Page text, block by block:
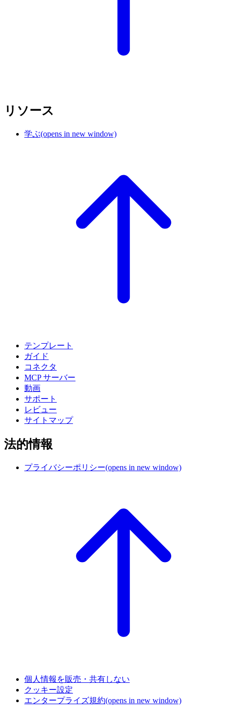
リソース
学ぶ(opens in new window)
テンプレート
ガイド
コネクタ
MCP サーバー
動画
サポート
レビュー
サイトマップ
法的情報
プライバシーポリシー(opens in new window)
個人情報を販売・共有しない
クッキー設定
エンタープライズ規約(opens in new window)